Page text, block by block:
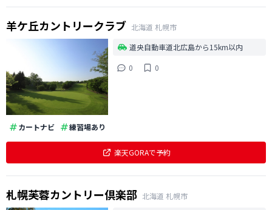
羊ケ丘カントリークラブ 北海道 札幌市
道央自動車道北広島から15km以内
0
0
カートナビ 練習場あり
楽天GORAで予約
札幌芙蓉カントリー倶楽部 北海道 札幌市